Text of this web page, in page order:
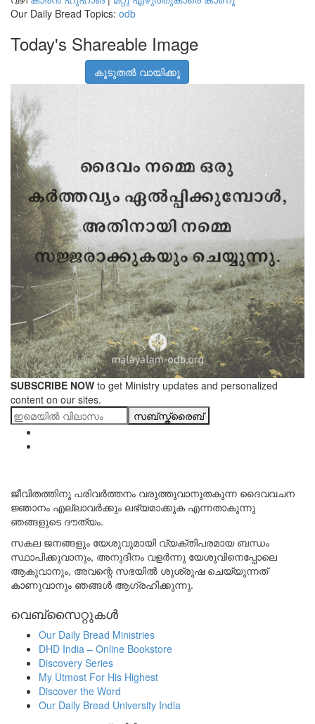
Our Daily Bread Topics: odb
Today's Shareable Image
കൂടുതൽ വായിക്കൂ
SUBSCRIBE NOW to get Ministry updates and personalized
content on our sites.
സബ്സ്ക്രൈബ്
ജീവിതത്തിനു പരിവർത്തനം വരുത്തുവാനുതകുന്ന ദൈവവചന
ജ്ഞാനം എല്ലാവർക്കും ലഭ്യമാക്കുക എന്നതാകുന്നു
ഞങ്ങളുടെ ദൗത്യം.
സകല ജനങ്ങളും യേശുവുമായി വ്യക്തിപരമായ ബന്ധം
സ്ഥാപിക്കുവാനും, അനുദിനം വളർന്നു യേശുവിനെപ്പോലെ
ആകുവാനും, അവന്റെ സഭയിൽ ശുശ്രുഷ ചെയ്യുന്നത്
കാണുവാനും ഞങ്ങൾ ആഗ്രഹിക്കുന്നു.
വെബ്സൈറ്റുകൾ
Our Daily Bread Ministries
DHD India – Online Bookstore
Discovery Series
My Utmost For His Highest
Discover the Word
Our Daily Bread University India